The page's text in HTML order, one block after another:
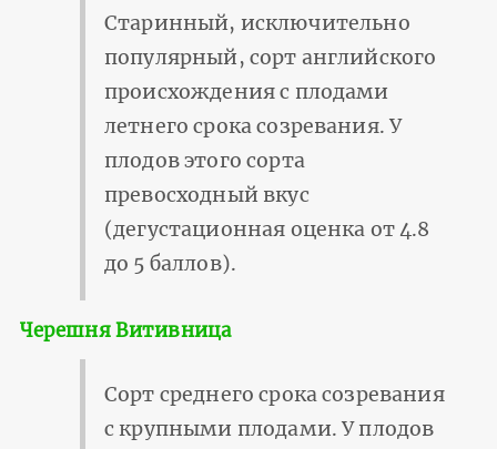
Старинный, исключительно
популярный, сорт английского
происхождения с плодами
летнего срока созревания. У
плодов этого сорта
превосходный вкус
(дегустационная оценка от 4.8
до 5 баллов).
Черешня Витивница
Сорт среднего срока созревания
с крупными плодами. У плодов